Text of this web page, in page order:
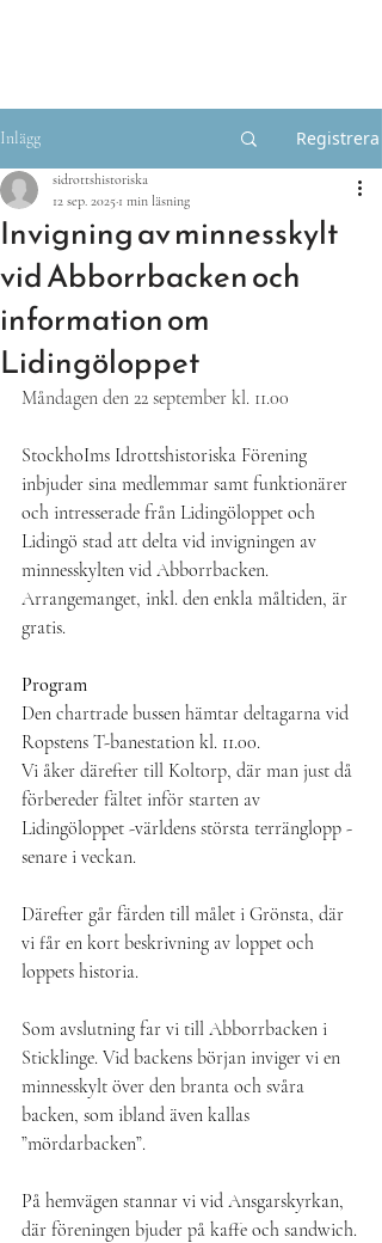
Inlägg Registrera
Invigning av minnesskylt
vid Abborrbacken och
information om
Lidingöloppet
sidrottshistoriska
12 sep. 2025 1 min läsning
Måndagen den 22 september kl. 11.00
StockhoIms Idrottshistoriska Förening
inbjuder sina medlemmar samt funktionärer
och intresserade från Lidingöloppet och
Lidingö stad att delta vid invigningen av
minnesskylten vid Abborrbacken.
Arrangemanget, inkl. den enkla måltiden, är
gratis.
Program
Den chartrade bussen hämtar deltagarna vid
Ropstens T-banestation kl. 11.00.
Vi åker därefter till Koltorp, där man just då
förbereder fältet inför starten av
Lidingöloppet -världens största terränglopp -
senare i veckan.
Därefter går färden till målet i Grönsta, där
vi får en kort beskrivning av loppet och
loppets historia.
Som avslutning far vi till Abborrbacken i
Sticklinge. Vid backens början inviger vi en
minnesskylt över den branta och svåra
backen, som ibland även kallas
”mördarbacken”.
På hemvägen stannar vi vid Ansgarskyrkan,
där föreningen bjuder på kaffe och sandwich.